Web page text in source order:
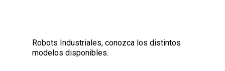
Robots Industriales, conozca los distintos
modelos disponibles.